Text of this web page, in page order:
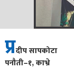
प्रदीप सापकोटा
पनौती–१, काभ्रे